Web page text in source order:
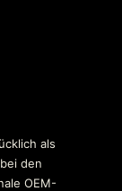
als
den
OEM-